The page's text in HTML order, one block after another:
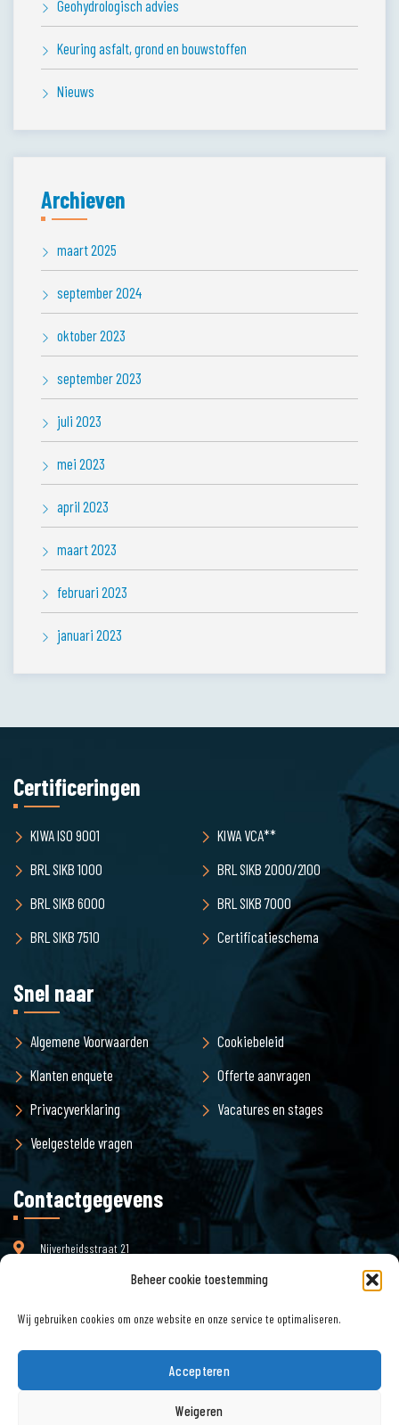
Beheer cookie toestemming
Wij gebruiken cookies om onze website en onze service te optimaliseren.
Accepteren
Weigeren
Geohydrologisch advies
Keuring asfalt, grond en bouwstoffen
Nieuws
Archieven
maart 2025
september 2024
oktober 2023
september 2023
juli 2023
mei 2023
april 2023
maart 2023
februari 2023
januari 2023
Certificeringen
KIWA ISO 9001
KIWA VCA**
BRL SIKB 1000
BRL SIKB 2000/2100
BRL SIKB 6000
BRL SIKB 7000
BRL SIKB 7510
Certificatieschema
Snel naar
Algemene Voorwaarden
Cookiebeleid
Klanten enquete
Offerte aanvragen
Privacyverklaring
Vacatures en stages
Veelgestelde vragen
Contactgegevens
Nijverheidsstraat 21
info@pjmilieu.nl